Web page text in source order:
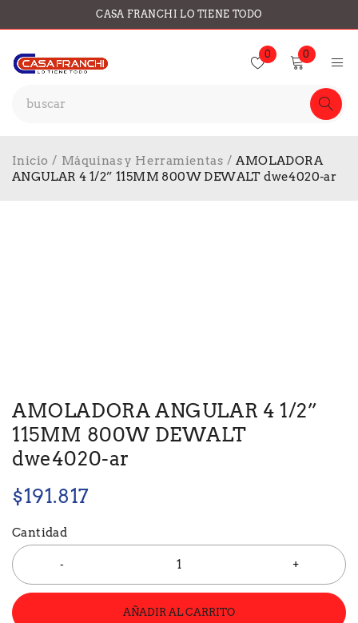
CASA FRANCHI LO TIENE TODO
0 0
Inicio / Máquinas y Herramientas / AMOLADORA
ANGULAR 4 1/2” 115MM 800W DEWALT dwe4020-ar
AMOLADORA ANGULAR 4 1/2”
115MM 800W DEWALT
dwe4020-ar
$191.817
Cantidad
AÑADIR AL CARRITO